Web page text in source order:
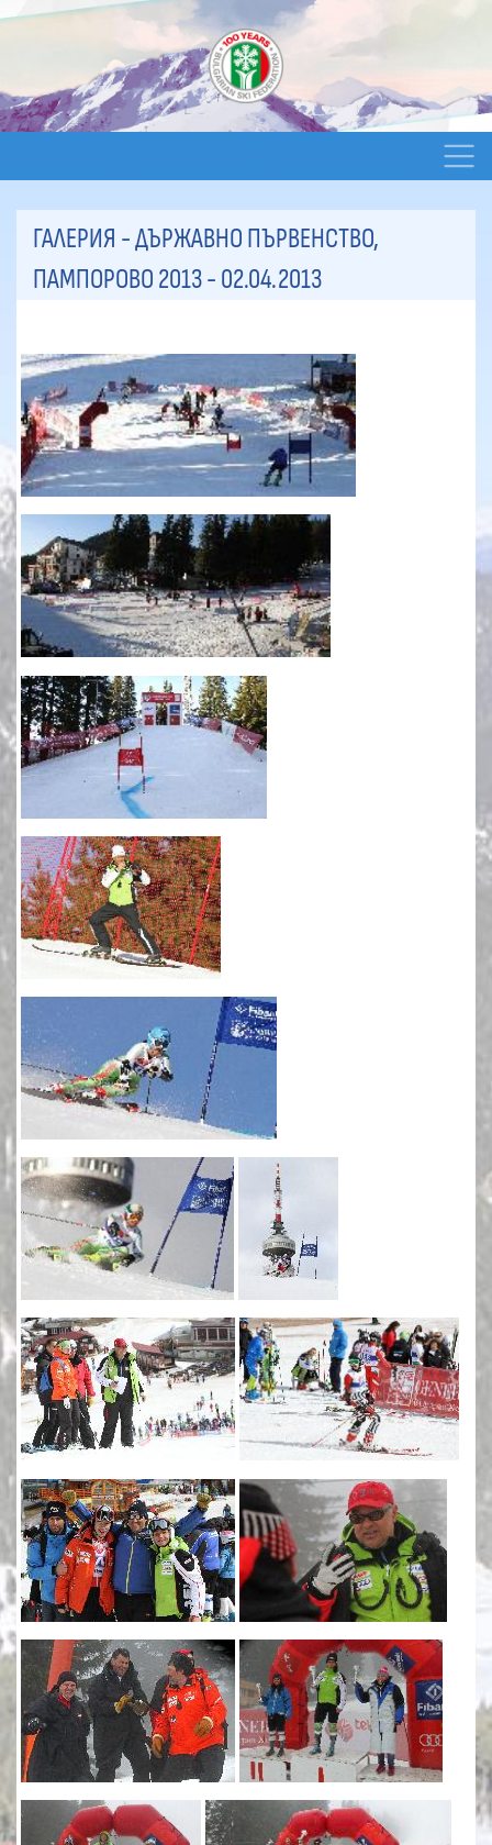
ГАЛЕРИЯ - ДЪРЖАВНО ПЪРВЕНСТВО,
ПАМПОРОВО 2013 - 02.04.2013